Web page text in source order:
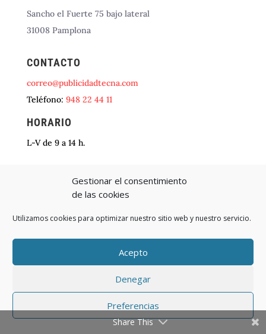
Gestionar el consentimiento
de las cookies
Utilizamos cookies para optimizar nuestro sitio web y nuestro servicio.
Acepto
Denegar
Preferencias
Sancho el Fuerte 75 bajo lateral
31008 Pamplona
CONTACTO
correo@publicidadtecna.com
Teléfono: 948 22 44 11
HORARIO
L-V de 9 a 14 h.
SOLICITA UN PRESUPUESTO
Share This